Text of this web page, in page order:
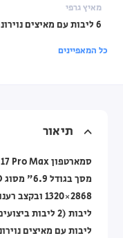
מאיץ גרפי
6 ליבות עם מאיצים נוירוניים
כל המאפיינים
תיאור